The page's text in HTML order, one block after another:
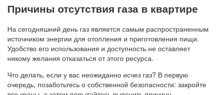
Причины отсутствия газа в квартире
На сегодняшний день газ является самым распространенным
источником энергии для отопления и приготовления пищи.
Удобство его использования и доступность не оставляет
никому желания отказаться от этого ресурса.
Что делать, если у вас неожиданно исчез газ? В первую
очередь, позаботьтесь о собственной безопасности: закройте